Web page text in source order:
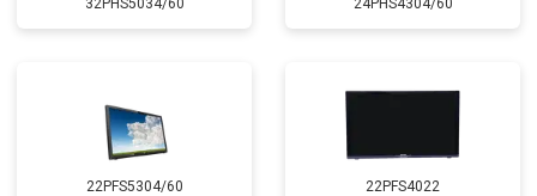
32PHS5034/60 24PHS4304/60
22PFS5304/60 22PFS4022